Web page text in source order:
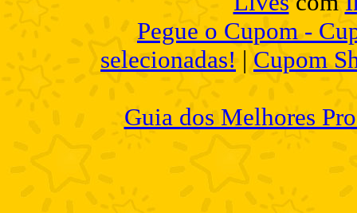
Pegue o Cupom -
selecionadas! | Cupom
Guia dos Melhores